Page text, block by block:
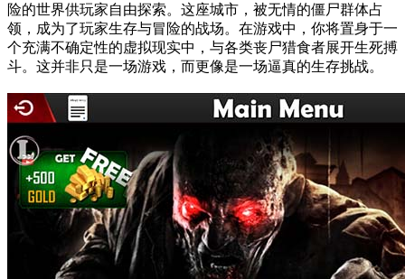
险的世界供玩家自由探索。这座城市，被无情的僵尸群体占
领，成为了玩家生存与冒险的战场。在游戏中，你将置身于一
个充满不确定性的虚拟现实中，与各类丧尸猎食者展开生死搏
斗。这并非只是一场游戏，而更像是一场逼真的生存挑战。